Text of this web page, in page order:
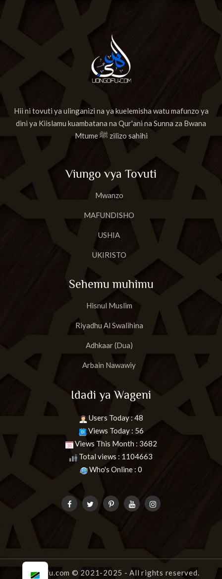
Hii ni tovuti ya ulinganizi na ya kuelemisha watu mafunzo ya
dini ya Kiislamu kuambatana na Qur'ani na Sunna za Bwana
Mtume ﷺ zilizo sahihi
Viungo vya Tovuti
Mwanzo
MAFUNDISHO
USHIA
UKIRISTO
Sehemu muhimu
Hisnul Muslim
Riyadhu Al Swalihina
Adhkaar (Dua)
Arbain Nawawiy
Idadi ya Wageni
Users Today : 48
Views Today : 56
Views This Month : 3682
Total views : 1104663
Who's Online : 0
uongofu.com © 2021-2025 - All rights reserved.